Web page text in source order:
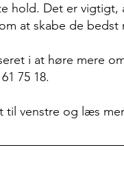
hold. Det er vigtigt,
at skabe de
i at høre mere
75 18.
til venstre og læs